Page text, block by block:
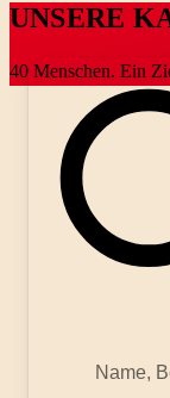
UNSERE
40 Menschen. Ein